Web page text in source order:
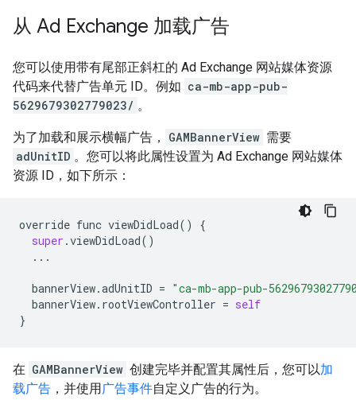
从 Ad Exchange 加载广告
您可以使用带有尾部正斜杠的 Ad Exchange 网站媒体资源
代码来代替广告单元 ID。例如 ca-mb-app-pub-
5629679302779023/ 。
为了加载和展示横幅广告， GAMBannerView 需要
adUnitID 。您可以将此属性设置为 Ad Exchange 网站媒体
资源 ID，如下所示：
override func viewDidLoad()
{
super .viewDidLoad()
...
bannerView.adUnitID = "ca-mb-app-pub-
bannerView. rootViewController = self
}
在 GAMBannerView 创建完毕并配置其属性后，您可以加
载广告 ，并使用广告事件自定义广告的行为。